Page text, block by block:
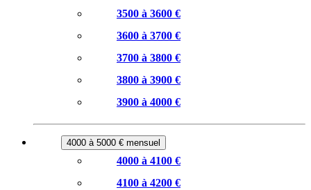
3500 à 3600 €
3600 à 3700 €
3700 à 3800 €
3800 à 3900 €
3900 à 4000 €
4000 à 5000 € mensuel
4000 à 4100 €
4100 à 4200 €